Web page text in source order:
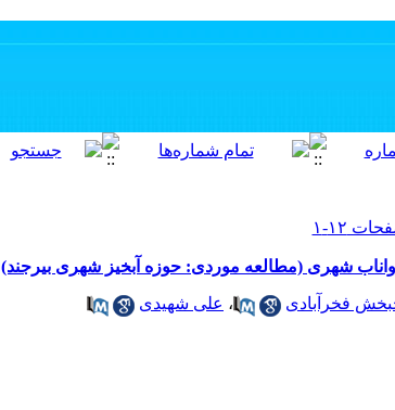
شهری (مطالعه موردی: حوزه آبخیز شهری بیرجند)
فخرآبادی ، علی شهیدی